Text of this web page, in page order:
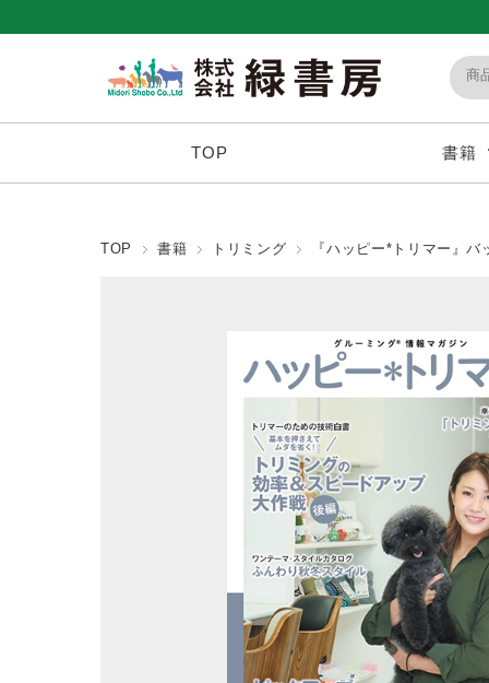
TOP 書籍
TOP 書籍 トリミング 『ハッピー*トリマー』バ